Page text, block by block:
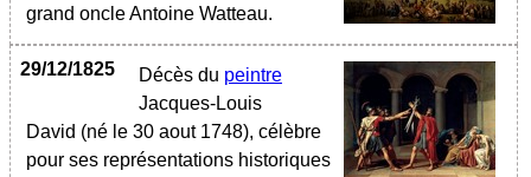
grand oncle Antoine Watteau.
29/12/1825 Décès du peintre
Jacques-Louis
David (né le 30 aout 1748), célèbre
pour ses représentations historiques